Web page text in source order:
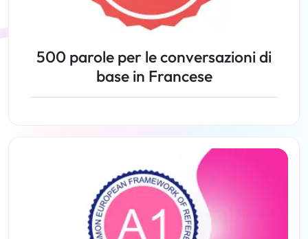
500 parole per le conversazioni di
base in Francese